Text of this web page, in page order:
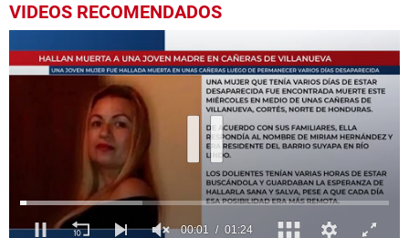
VIDEOS RECOMENDADOS